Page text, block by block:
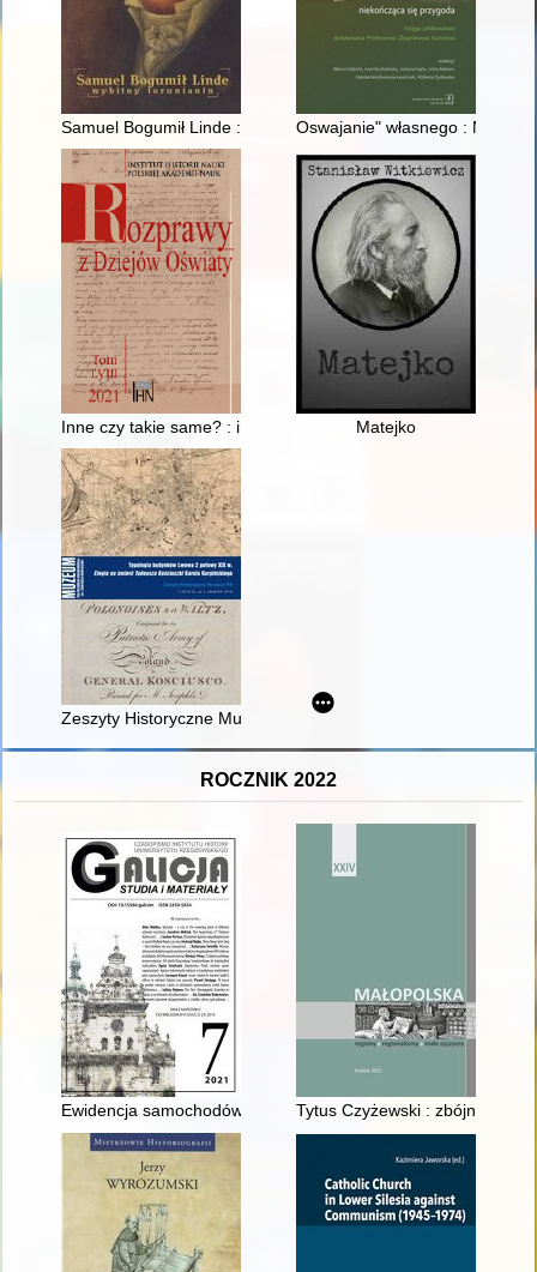
Samuel Bogumił Linde : wybitny torunianinOswajanie" własnego :
Inne czy takie same? : indoktrynacja w szkołach dla
Matejko
Zeszyty Historyczne Muzeum PK. R. 2 (2018)
ROCZNIK 2022
Ewidencja samochodów w Krakowie 1906-1918
Tytus Czyżewski : zbójnik z